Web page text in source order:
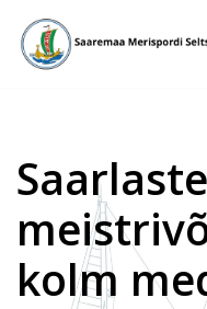
Skip
kolm